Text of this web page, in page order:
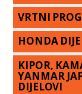
VRTNI
HONDA
KIPOR,
YANMAR
DIJELOVI